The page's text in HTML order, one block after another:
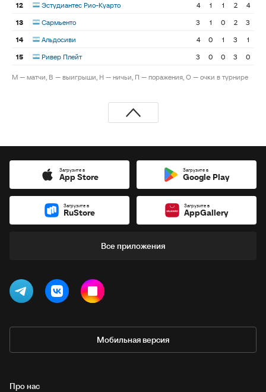
12
Эстудиантес Рио-Куарто 4 1 1 2
4
13
Сармьенто 3 1 0 2
3
14
Альдосиви 4 0 1 3
1
15
Ривер Плейт 3 0 0 3 0
М — матчи, В — выигрыши, Н — ничьи, П — поражения, О — очки в турнире
Загрузите в
App Store
Загрузите в
Google Play
Загрузите в
RuStore
Загрузите в
AppGallery
Все приложения
Мобильная версия
Про нас